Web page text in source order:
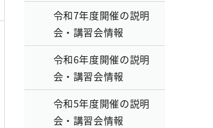
令和7年度開催の説明
会・講習会情報
令和6年度開催の説明
会・講習会情報
令和5年度開催の説明
会・講習会情報